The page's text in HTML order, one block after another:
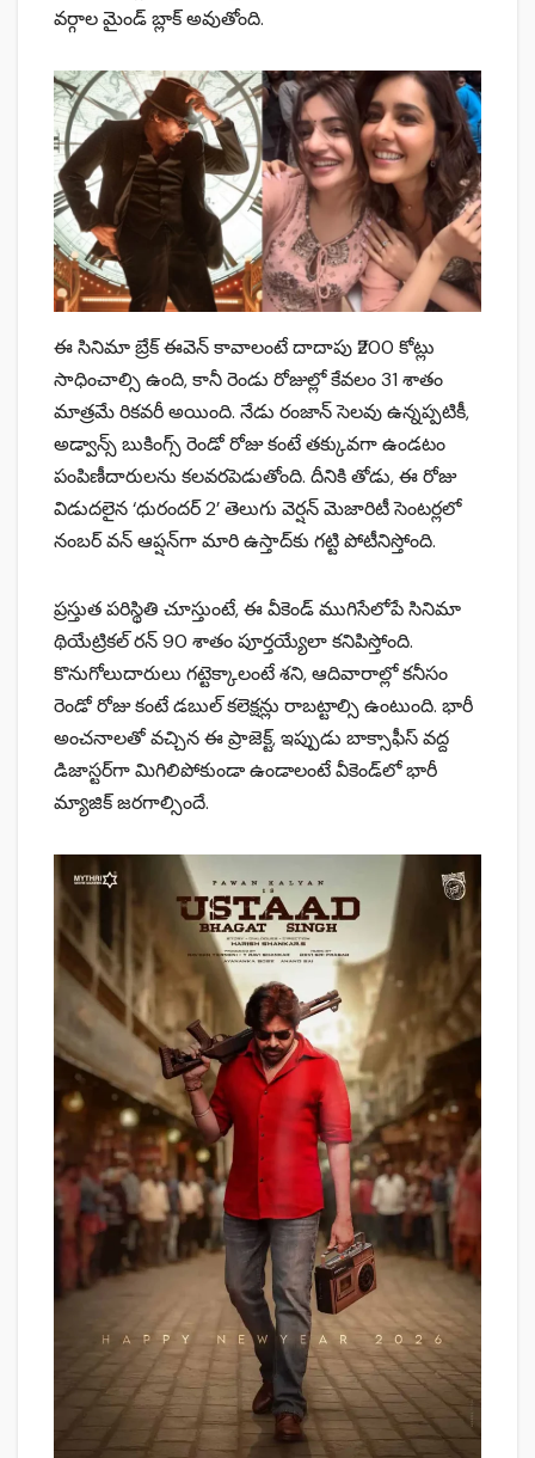
వర్గాల మైండ్ బ్లాక్ అవుతోంది.
ఈ సినిమా బ్రేక్ ఈవెన్ కావాలంటే దాదాపు ₹200 కోట్లు
సాధించాల్సి ఉంది, కానీ రెండు రోజుల్లో కేవలం 31 శాతం
మాత్రమే రికవరీ అయింది. నేడు రంజాన్ సెలవు ఉన్నప్పటికీ,
అడ్వాన్స్ బుకింగ్స్ రెండో రోజు కంటే తక్కువగా ఉండటం
పంపిణీదారులను కలవరపెడుతోంది. దీనికి తోడు, ఈ రోజు
విడుదలైన ‘ధురందర్ 2’ తెలుగు వెర్షన్ మెజారిటీ సెంటర్లలో
నంబర్ వన్ ఆప్షన్‌గా మారి ఉస్తాద్‌కు గట్టి పోటీనిస్తోంది.
ప్రస్తుత పరిస్థితి చూస్తుంటే, ఈ వీకెండ్ ముగిసేలోపే సినిమా
థియేట్రికల్ రన్ 90 శాతం పూర్తయ్యేలా కనిపిస్తోంది.
కొనుగోలుదారులు గట్టెక్కాలంటే శని, ఆదివారాల్లో కనీసం
రెండో రోజు కంటే డబుల్ కలెక్షన్లు రాబట్టాల్సి ఉంటుంది. భారీ
అంచనాలతో వచ్చిన ఈ ప్రాజెక్ట్, ఇప్పుడు బాక్సాఫీస్ వద్ద
డిజాస్టర్‌గా మిగిలిపోకుండా ఉండాలంటే వీకెండ్‌లో భారీ
మ్యాజిక్ జరగాల్సిందే.